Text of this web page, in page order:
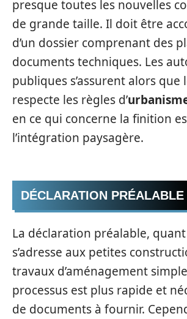
presque toutes les nouvelles
de grande taille. Il doit être
d’un dossier comprenant des
documents techniques. Les
publiques s’assurent alors que
respecte les règles d’
en ce qui concerne la finition
l’intégration paysagère.
DÉCLARATION PRÉALABLE
La déclaration préalable,
s’adresse aux petites
travaux d’aménagement
processus est plus rapide et
de documents à fournir.